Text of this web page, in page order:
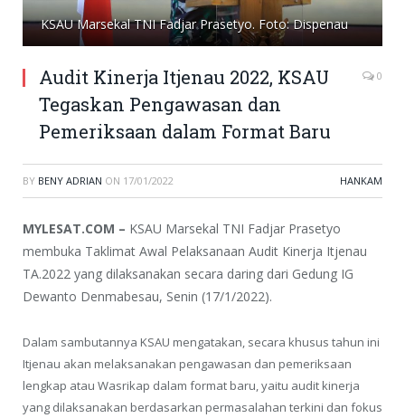
KSAU Marsekal TNI Fadjar Prasetyo. Foto: Dispenau
Audit Kinerja Itjenau 2022, KSAU
Tegaskan Pengawasan dan
Pemeriksaan dalam Format Baru
0
BY BENY ADRIAN ON 17/01/2022 HANKAM
MYLESAT.COM – KSAU Marsekal TNI Fadjar Prasetyo
membuka Taklimat Awal Pelaksanaan Audit Kinerja Itjenau
TA.2022 yang dilaksanakan secara daring dari Gedung IG
Dewanto Denmabesau, Senin (17/1/2022).
Dalam sambutannya KSAU mengatakan, secara khusus tahun ini
Itjenau akan melaksanakan pengawasan dan pemeriksaan
lengkap atau Wasrikap dalam format baru, yaitu audit kinerja
yang dilaksanakan berdasarkan permasalahan terkini dan fokus